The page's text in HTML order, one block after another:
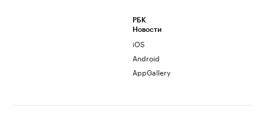
РБК
Новости
iOS
Android
AppGallery